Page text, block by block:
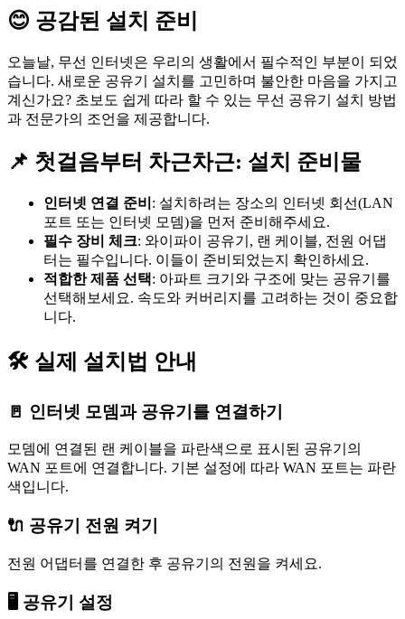
😊 공감된 설치 준비
오늘날, 무선 인터넷은 우리의 생활에서 필수적인 부분이 되었
습니다. 새로운 공유기 설치를 고민하며 불안한 마음을 가지고
계신가요? 초보도 쉽게 따라 할 수 있는 무선 공유기 설치 방법
과 전문가의 조언을 제공합니다.
📌 첫걸음부터 차근차근: 설치 준비물
인터넷 연결 준비 : 설치하려는 장소의 인터넷 회선(LAN
포트 또는 인터넷 모뎀)을 먼저 준비해주세요.
필수 장비 체크: 와이파이 공유기, 랜 케이블, 전원 어댑
터는 필수입니다. 이들이 준비되었는지 확인하세요.
적합한 제품 선택: 아파트 크기와 구조에 맞는 공유기를
선택해보세요. 속도와 커버리지를 고려하는 것이 중요합
니다.
🛠️ 실제 설치법 안내
🚪 인터넷 모뎀과 공유기를 연결하기
모뎀에 연결된 랜 케이블을 파란색으로 표시된 공유기의
WAN 포트에 연결합니다. 기본 설정에 따라 WAN 포트는 파란
색입니다.
🔌 공유기 전원 켜기
전원 어댑터를 연결한 후 공유기의 전원을 켜세요.
🖥️ 공유기 설정